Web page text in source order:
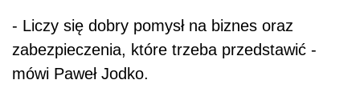
- Liczy się dobry pomysł na biznes oraz
zabezpieczenia, które trzeba przedstawić -
mówi Paweł Jodko.